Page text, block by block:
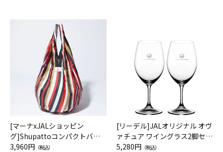
[マーナxJALショッピン
グ]Shupattoコンパクトバッ
グ Drop JAL客室乗務員（LC）
3,960円 （税込）
[リーデル]JALオリジナル オヴ
ァチュア ワイングラス2脚セッ
ト（レッドワイン）
5,280円 （税込）